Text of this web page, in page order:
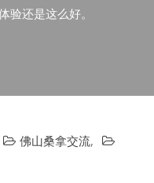
验还是这么好。
佛山桑拿交流,